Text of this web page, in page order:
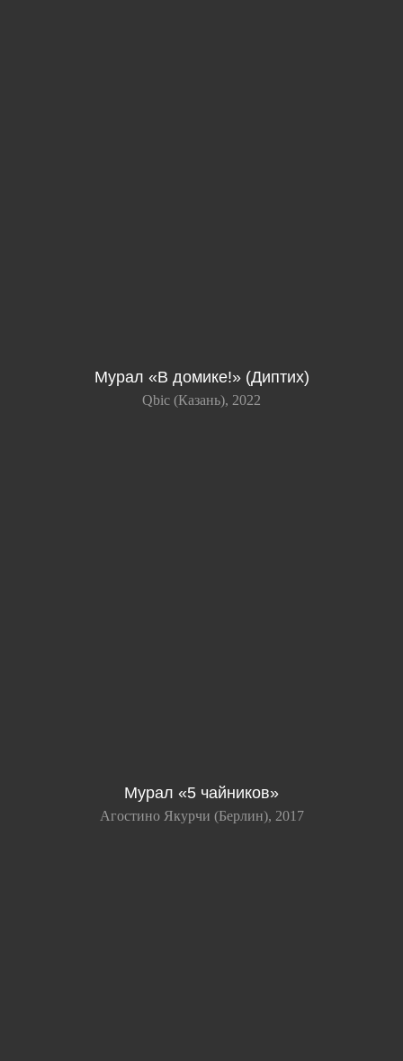
Мурал «В домике!» (Диптих)
Qbic (Казань), 2022
Мурал «5 чайников»
Агостино Якурчи (Берлин), 2017